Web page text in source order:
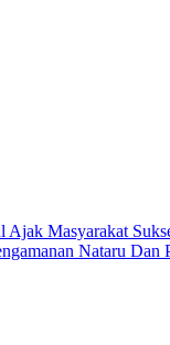
Masyarakat
Nataru